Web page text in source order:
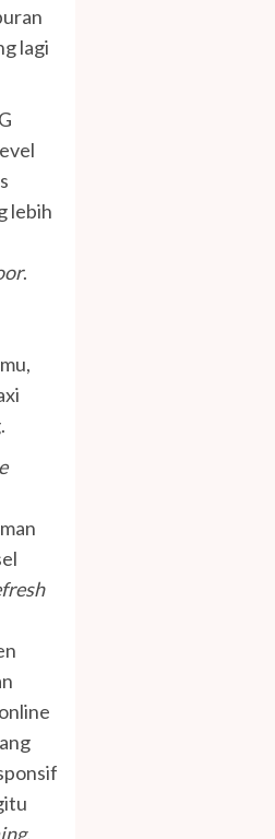
lagi
lebih
.
,